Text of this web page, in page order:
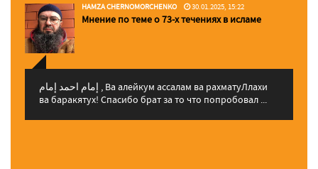
HAMZA CHERNOMORCHENKO 30.01.2025, 15:22
Мнение по теме о 73-х течениях в исламе
إمام احمد إمام , Ва алейкум ассалам ва рахматуЛлахи
ва баракятух! Спасибо брат за то что попробовал ...